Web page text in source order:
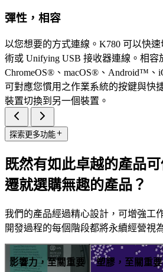
彈性，相容
以您想要的方式連線。K780 可以快
術或 Unifying USB 接收器連線。相容
ChromeOS®、macOS®、Android™、
可對應您慣用之作業系統的按鍵與快
裝置切換到另一個裝置。
探索更多功能
既然有如此卓越的產品
遷就選購無趣的產品？
我們的產品經過精心設計，可增強工
開發過程的每個階段都將永續經營視
影響力，至關重要 塑膠，至關重要